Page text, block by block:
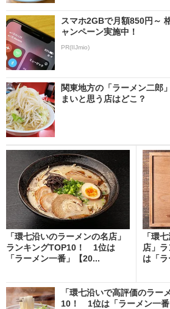
スマホ2GBで月額850円～
ャンペーン実施中！
PR(IIJmio)
関東地方の「ラーメン二郎
まいと思う店はどこ？
「環七沿いのラーメンの名店」
ランキングTOP10！ 1位は
「ラーメン一番」【20...
「環
店」
は「
「環七沿いで高評価のラー
10！ 1位は「ラーメン一番